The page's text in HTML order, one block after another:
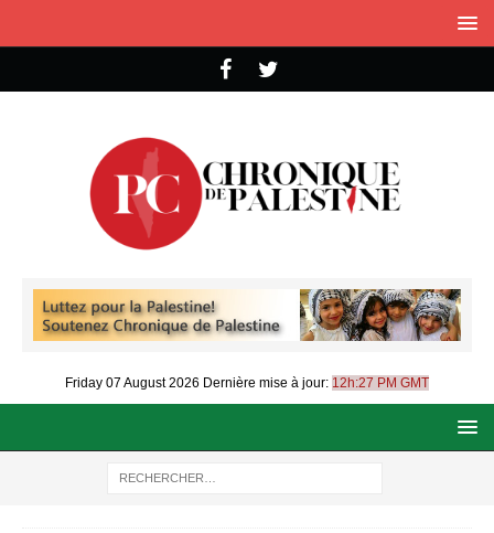
Friday 07 August 2026 Dernière mise à jour: 12h:27 PM GMT